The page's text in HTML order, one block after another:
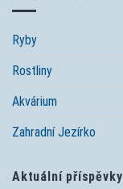
Ryby
Rostliny
Akvárium
Zahradní Jezírko
Aktuální příspěvky